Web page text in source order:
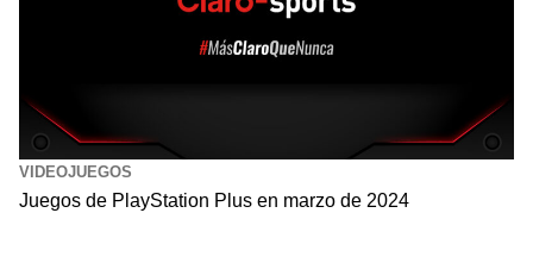
VIDEOJUEGOS
Juegos de PlayStation Plus en marzo de 2024